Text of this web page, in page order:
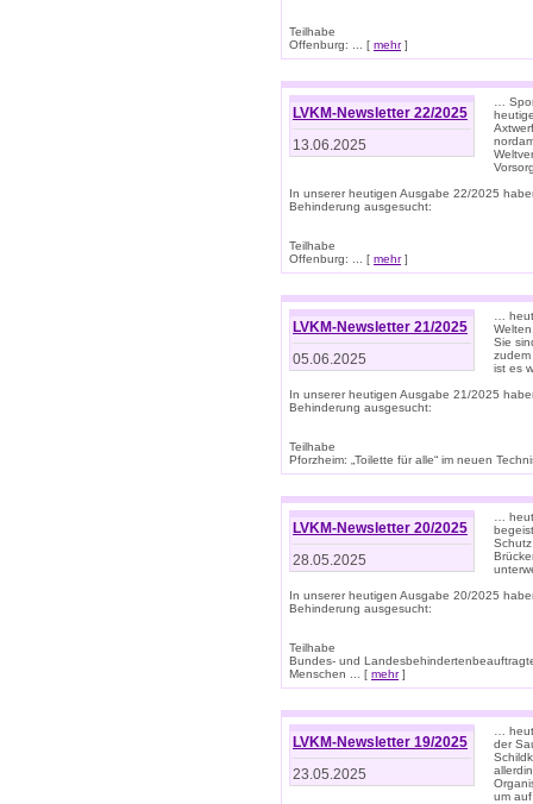
Teilhabe
Offenburg: ... [ mehr]
LVKM-Newsletter 22/2025
13.06.2025
…
In unserer heutigen Ausgabe 22/2025
Behinderung ausgesucht:
Teilhabe
Offenburg: ... [ mehr]
LVKM-Newsletter 21/2025
05.06.2025
…
Sie
ist es
In unserer heutigen Ausgabe 21/2025
Behinderung ausgesucht:
Teilhabe
Pforzheim: „Toilette für alle“ im neuen
LVKM-Newsletter 20/2025
28.05.2025
…
In unserer heutigen Ausgabe 20/2025
Behinderung ausgesucht:
Teilhabe
Bundes- und
Menschen ... [ mehr]
LVKM-Newsletter 19/2025
23.05.2025
…
der
um